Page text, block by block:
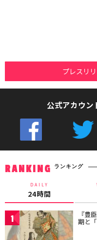
プレスリ
公式アカウン
RANKING ランキング
DAILY
24時間
1 『豊
期と